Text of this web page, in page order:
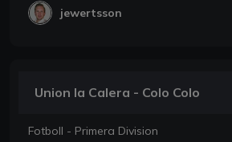
jewertsson
Union la Calera - Colo Colo
Fotboll - Primera Division